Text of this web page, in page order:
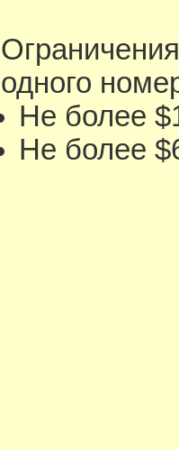
одного
Не более
Не более